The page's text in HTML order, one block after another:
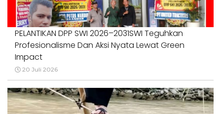
PELANTIKAN DPP SWI 2026–2031SWI Teguhkan
Profesionalisme Dan Aksi Nyata Lewat Green
Impact
20 Juli 2026